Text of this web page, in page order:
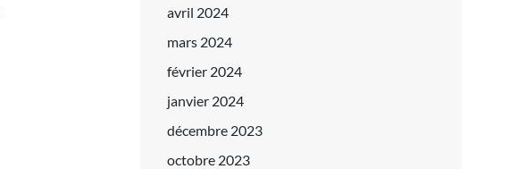
avril 2024
mars 2024
février 2024
janvier 2024
décembre 2023
octobre 2023